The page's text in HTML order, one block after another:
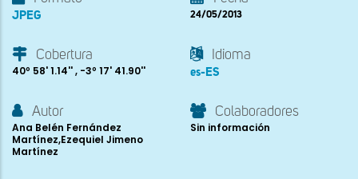
JPEG 24/05/2013
Cobertura
40º 58' 1.14'' , -3º 17' 41.90''
Idioma
es-ES
Autor
Ana Belén Fernández
Martínez,Ezequiel Jimeno
Martínez
Colaboradores
Sin información